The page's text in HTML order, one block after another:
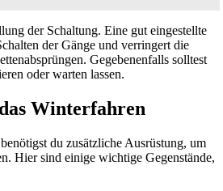
der Schaltung. Eine gut eingestellte
der Gänge und verringert die
Gegebenenfalls solltest
oder warten lassen.
Winterfahren
du zusätzliche Ausrüstung, um
Hier sind einige wichtige Gegenstände,